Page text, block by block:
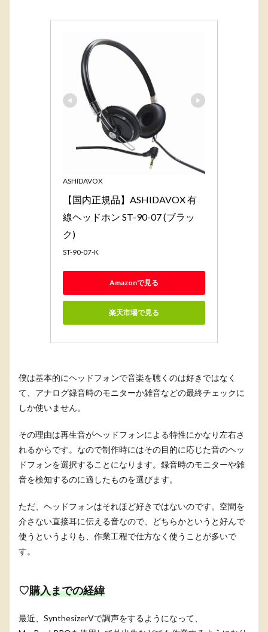
ASHIDAVOX
【国内正規品】ASHIDAVOX 有
線ヘッドホン ST-90-07 (ブラッ
ク)
ST-90-07-K
Amazonで見る
楽天市場で見る
僕は基本的にヘッドフォンで音楽を聴くのは好きではなく
て、アナログ録音時のモニターか雑音などの最終チェックに
しか使いません。
その理由は再生音がヘッドフォンによる特性にかなり左右さ
れるからです。なので制作時にはその目的に応じた音のヘッ
ドフォンを選択することになります。録音時のモニターや雑
音を検知するのに適したものを選びます。
ただ、ヘッドフォンはそれほど好きではないのです。空間を
介さない直接耳に伝える音なので、どちらかというと好んで
使うというよりも、作業工程で仕方なく使うことが多いで
す。
♡購入までの経緯
最近、SynthesizerVで調声をするようになって、